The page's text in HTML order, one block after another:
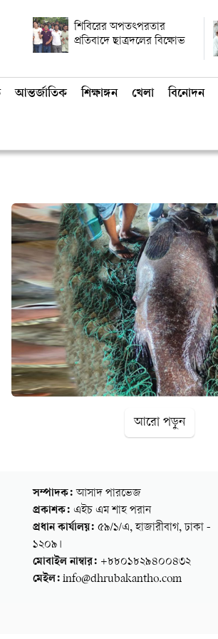
শিবিরের অপতৎপরতার
প্রতিবাদে ছাত্রদলের বিক্ষোভ
আন্তর্জাতিক শিক্ষাঙ্গন খেলা বিনোদন
আরো পড়ুন
সম্পাদক:আসাদ পারভেজ
প্রকাশক: এইচ এম শাহ পরান
প্রধান কার্যালয়: ৫৯/১/এ, হাজারীবাগ, ঢাকা -
১২০৯।
মোবাইল নাম্বার: +৮৮০১৮২৯৪০০৪৩২
মেইল: info@dhrubakantho.com